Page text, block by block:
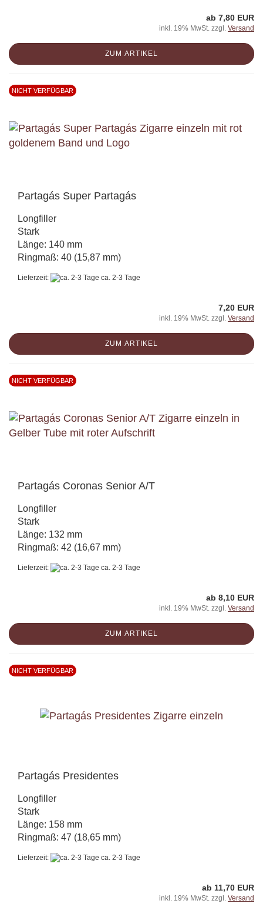
ab 7,80 EUR
inkl. 19% MwSt. zzgl. Versand
ZUM ARTIKEL
NICHT VERFÜGBAR
Partagás Super Partagás
Longfiller
Stark
Länge: 140 mm
Ringmaß: 40 (15,87 mm)
Lieferzeit: ca. 2-3 Tage
7,20 EUR
inkl. 19% MwSt. zzgl. Versand
ZUM ARTIKEL
NICHT VERFÜGBAR
Partagás Coronas Senior A/T
Longfiller
Stark
Länge: 132 mm
Ringmaß: 42 (16,67 mm)
Lieferzeit: ca. 2-3 Tage
ab 8,10 EUR
inkl. 19% MwSt. zzgl. Versand
ZUM ARTIKEL
NICHT VERFÜGBAR
Partagás Presidentes
Longfiller
Stark
Länge: 158 mm
Ringmaß: 47 (18,65 mm)
Lieferzeit: ca. 2-3 Tage
ab 11,70 EUR
inkl. 19% MwSt. zzgl. Versand